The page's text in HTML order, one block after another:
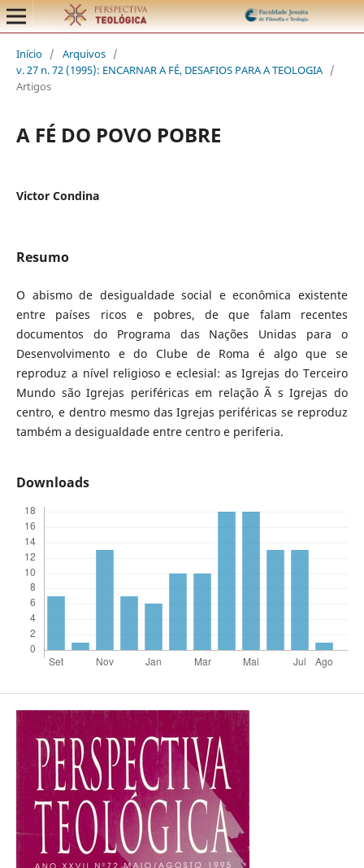
Início / Arquivos /
v. 27 n. 72 (1995): ENCARNAR A FÉ, DESAFIOS PARA A TEOLOGIA /
Artigos
A FÉ DO POVO POBRE
Victor Condina
Resumo
O abismo de desigualdade social e econômica existente
entre países ricos e pobres, de que falam recentes
documentos do Programa das Nações Unidas para o
Desenvolvimento e do Clube de Roma é algo que se
reproduz a nível religioso e eclesial: as Igrejas do Terceiro
Mundo são Igrejas periféricas em relação Ã s Igrejas do
centro, e dentro mesmo das Igrejas periféricas se reproduz
também a desigualdade entre centro e periferia.
Downloads